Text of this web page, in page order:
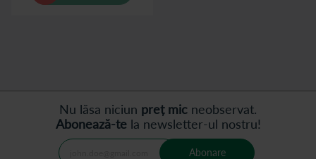
Nu lăsa niciun preț mic neobservat.
Abonează-tela newsletter-ul nostru!
Abonare